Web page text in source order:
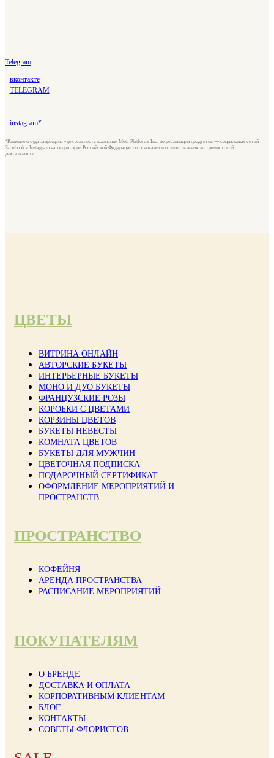
Telegram
вконтакте
TELEGRAM
instagram*
*Решением суда запрещена «деятельность компании Meta Platforms Inc. по реализации продуктов — социальных сетей
Facebook и Instagram на территории Российской Федерации по основаниям осуществления экстремистской
деятельности.
ЦВЕТЫ
ВИТРИНА ОНЛАЙН
АВТОРСКИЕ БУКЕТЫ
ИНТЕРЬЕРНЫЕ БУКЕТЫ
МОНО И ДУО БУКЕТЫ
ФРАНЦУЗСКИЕ РОЗЫ
КОРОБКИ С ЦВЕТАМИ
КОРЗИНЫ ЦВЕТОВ
БУКЕТЫ НЕВЕСТЫ
КОМНАТА ЦВЕТОВ
БУКЕТЫ ДЛЯ МУЖЧИН
ЦВЕТОЧНАЯ ПОДПИСКА
ПОДАРОЧНЫЙ СЕРТИФИКАТ
ОФОРМЛЕНИЕ МЕРОПРИЯТИЙ И
ПРОСТРАНСТВ
ПРОСТРАНСТВО
КОФЕЙНЯ
АРЕНДА ПРОСТРАНСТВА
РАСПИСАНИЕ МЕРОПРИЯТИЙ
ПОКУПАТЕЛЯМ
О БРЕНДЕ
ДОСТАВКА И ОПЛАТА
КОРПОРАТИВНЫМ КЛИЕНТАМ
БЛОГ
КОНТАКТЫ
СОВЕТЫ ФЛОРИСТОВ